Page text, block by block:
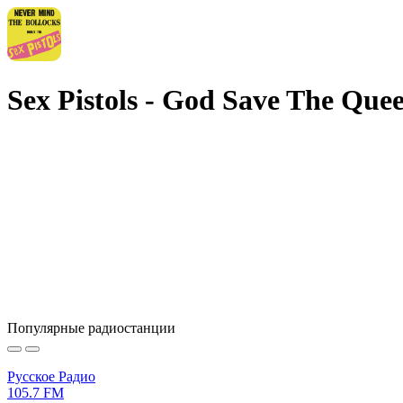
Sex Pistols - God Save The
Популярные радиостанции
Русское Радио
105.7 FM